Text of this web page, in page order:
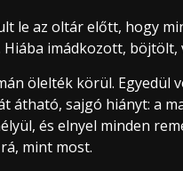
le az oltár előtt, hogy
imádkozott,
ölelték körül. Egyedül
átható, sajgó hiányt: a
és elnyel minden
mint most.